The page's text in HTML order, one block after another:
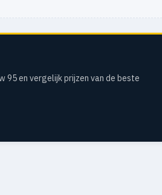
95 en vergelijk prijzen van de beste